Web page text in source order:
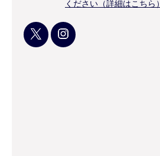
ください（詳細はこちら）